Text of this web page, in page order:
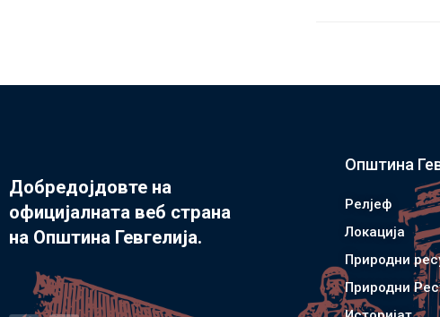
Добредојдовте на
официјалната веб страна
на Општина Гевгелија.
Општина
Релјеф
Локација
Природни
Природни